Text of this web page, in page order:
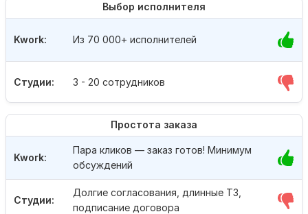
Выбор исполнителя
Студии: 3 - 20 сотрудников
Kwork: Из 70 000+ исполнителей
Простота заказа
Студии:
Долгие согласования, длинные ТЗ,
подписание договора
Kwork:
Пара кликов — заказ готов! Минимум
обсуждений